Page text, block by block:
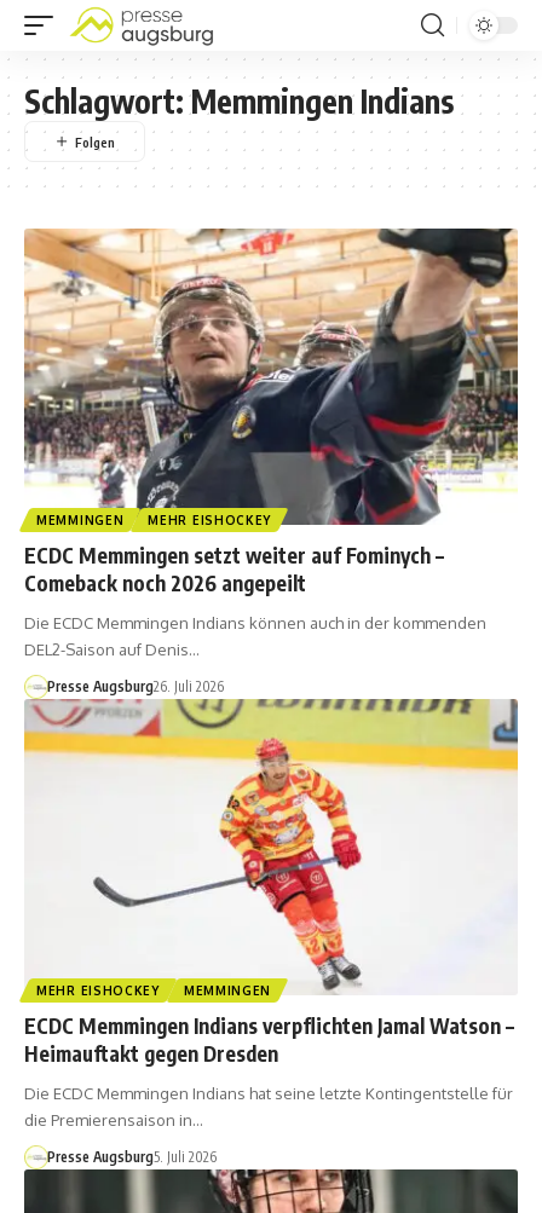
Schlagwort:Memmingen Indians
MEMMINGEN MEHR EISHOCKEY
ECDC Memmingen setzt weiter auf Fominych –
Comeback noch 2026 angepeilt
Die ECDC Memmingen Indians können auch in der kommenden
DEL2-Saison auf Denis…
Presse Augsburg26. Juli 2026
MEHR EISHOCKEY MEMMINGEN
ECDC Memmingen Indians verpflichten Jamal Watson –
Heimauftakt gegen Dresden
Die ECDC Memmingen Indians hat seine letzte Kontingentstelle für
die Premierensaison in…
Presse Augsburg5. Juli 2026